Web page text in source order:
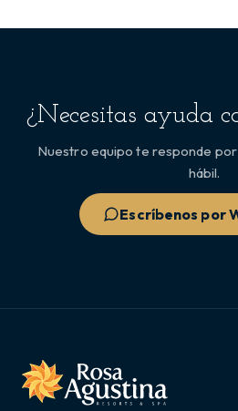
¿Necesitas ayuda
Nuestro equipo te responde
hábil.
Escríbenos por